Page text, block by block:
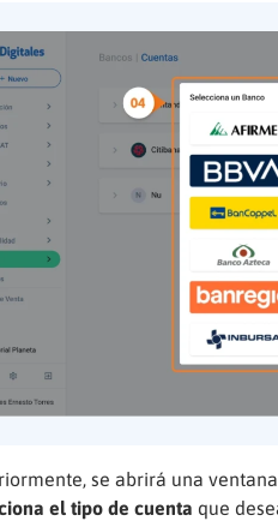
se abrirá una
el tipo de cuenta que